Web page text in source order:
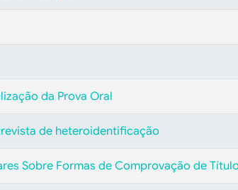
da Prova Oral
de heteroidentificação
Sobre Formas de Comprovação de